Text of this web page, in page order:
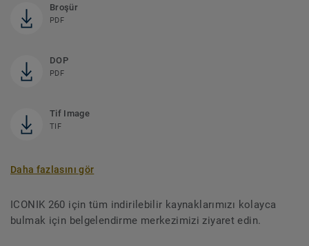
Broşür
PDF
DOP
PDF
Tif Image
TIF
Daha fazlasını gör
ICONIK 260 için tüm indirilebilir kaynaklarımızı kolayca
bulmak için belgelendirme merkezimizi ziyaret edin.